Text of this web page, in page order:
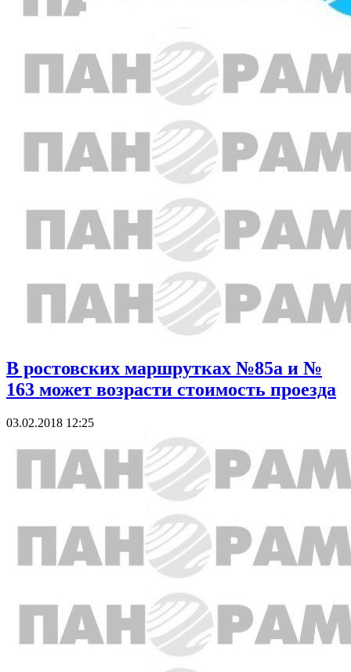
В ростовских маршрутках №85а и №
163 может возрасти стоимость проезда
03.02.2018 12:25